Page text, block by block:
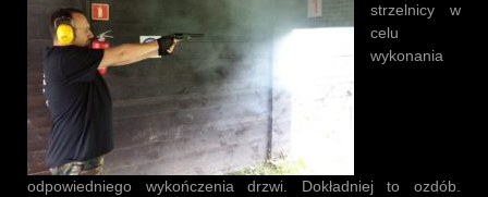
strzelnicy w
celu
wykonania
odpowiedniego wykończenia drzwi. Dokładniej to ozdób.